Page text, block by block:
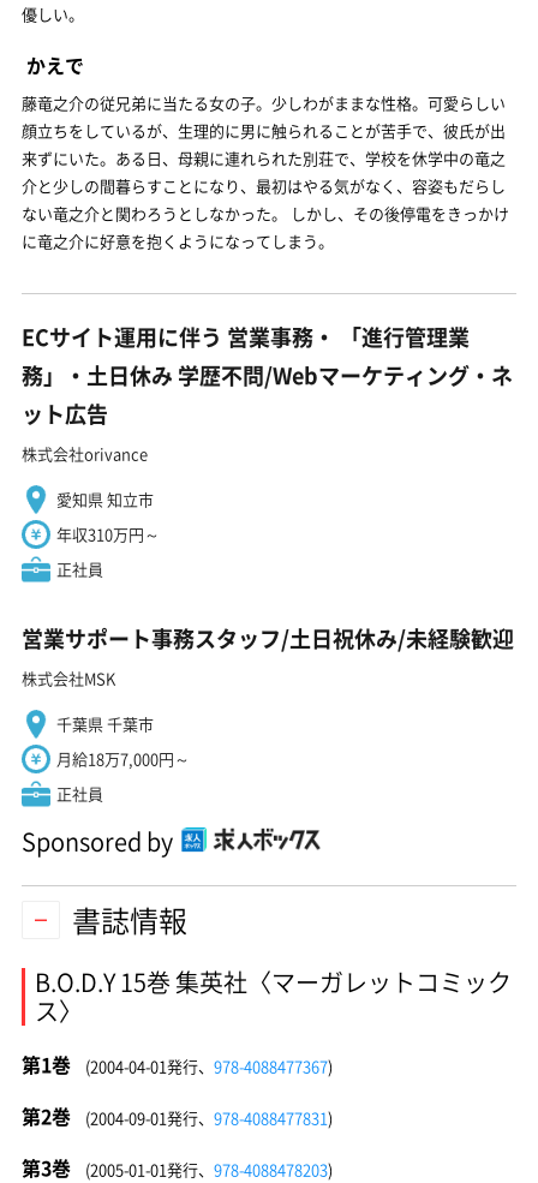
優しい。
かえで
藤竜之介の従兄弟に当たる女の子。少しわがままな性格。可愛らしい
顔立ちをしているが、生理的に男に触られることが苦手で、彼氏が出
来ずにいた。ある日、母親に連れられた別荘で、学校を休学中の竜之
介と少しの間暮らすことになり、最初はやる気がなく、容姿もだらし
ない竜之介と関わろうとしなかった。 しかし、その後停電をきっかけ
に竜之介に好意を抱くようになってしまう。
ECサイト運用に伴う 営業事務・ 「進行管理業
務」・土日休み 学歴不問/Webマーケティング・ネ
ット広告
株式会社orivance
愛知県 知立市
年収310万円～
正社員
営業サポート事務スタッフ/土日祝休み/未経験歓迎
株式会社MSK
千葉県 千葉市
月給18万7,000円～
正社員
Sponsored by
書誌情報
B.O.D.Y 15巻 集英社〈マーガレットコミック
ス〉
第1巻 (2004-04-01発行、 978-4088477367)
第2巻 (2004-09-01発行、 978-4088477831)
第3巻 (2005-01-01発行、 978-4088478203)